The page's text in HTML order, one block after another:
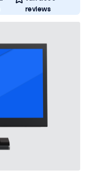
reviews